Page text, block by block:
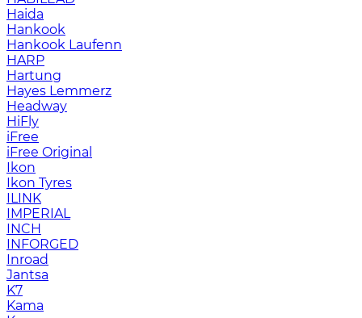
Haida
Hankook
Hankook Laufenn
HARP
Hartung
Hayes Lemmerz
Headway
HiFly
iFree
iFree Original
Ikon
Ikon Tyres
ILINK
IMPERIAL
INCH
INFORGED
Inroad
Jantsa
K7
Kama